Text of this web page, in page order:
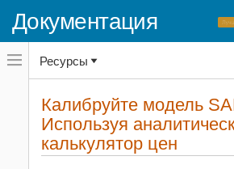
Документация
Переключатель
навигационного
меню
переключатель
навигационного
Financial Instruments Toolbox
Ценовые инструменты процентной
ставки
Ресурсы
Калибруйте модель
Используя
калькулятор цен